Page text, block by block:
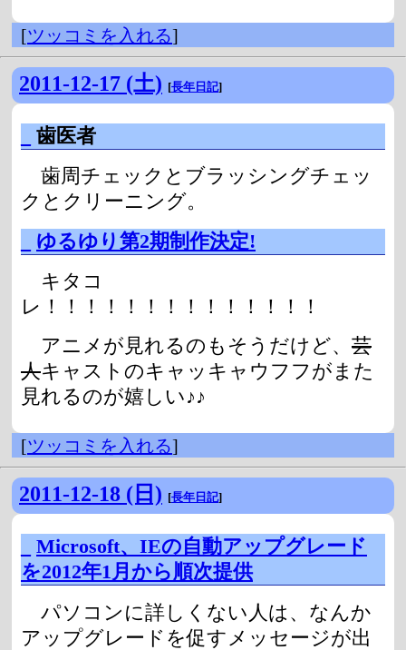
[ツッコミを入れる]
2011-12-17 (土) [長年日記]
歯医者
歯周チェックとブラッシングチェッ
クとクリーニング。
ゆるゆり第2期制作決定!
キタコ
レ！！！！！！！！！！！！！！
アニメが見れるのもそうだけど、 芸
人キャストのキャッキャウフフがまた
見れるのが嬉しい♪♪
[ツッコミを入れる]
2011-12-18 (日) [長年日記]
Microsoft、IEの自動アップグレード
を2012年1月から順次提供
パソコンに詳しくない人は、なんか
アップグレードを促すメッセージが出